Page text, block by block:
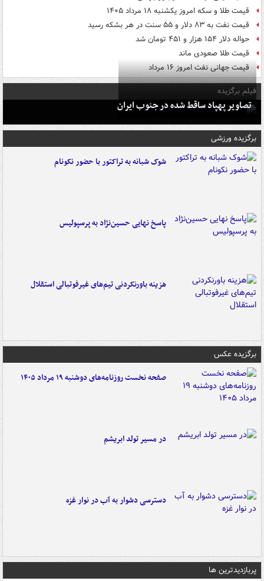
قیمت طلا و سکه امروز یکشنبه ۱۸ مرداد ۱۴۰۵
قیمت نفت به ۸۳ دلار و ۵۵ سنت در هر بشکه رسید
حواله دلار ۱۵۴ هزار و ۴۵۱ تومان شد
قیمت طلا صعودی ماند
قیمت جهانی نفت امروز ۱۶ مرداد
فیلم برگزیده
تصاویر پهپاد ساقط شده در جنوب ایران
برگزیده ورزشی
شوک شبانه به تراکتور با حضور نکونام
پاسخ نهایی حسین‌نژاد به پرسپولیس
هزینه باورنکردنی تیم‌های غیرفوتبالی استقلال
برگزیده عکس
صفحه نخست روزنامه‌های دوشنبه ۱۹ مرداد ۱۴۰۵
در مسیر تولد ابریشم
دسترسی دشوار به آب در نوار غزه
پربازدیدترین ها